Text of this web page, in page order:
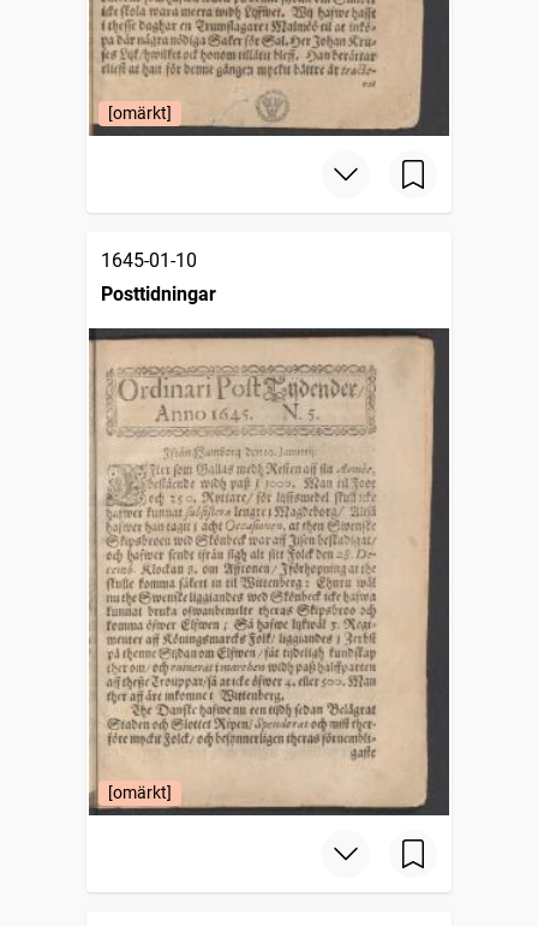
[omärkt]
1645-01-10
Posttidningar
[omärkt]